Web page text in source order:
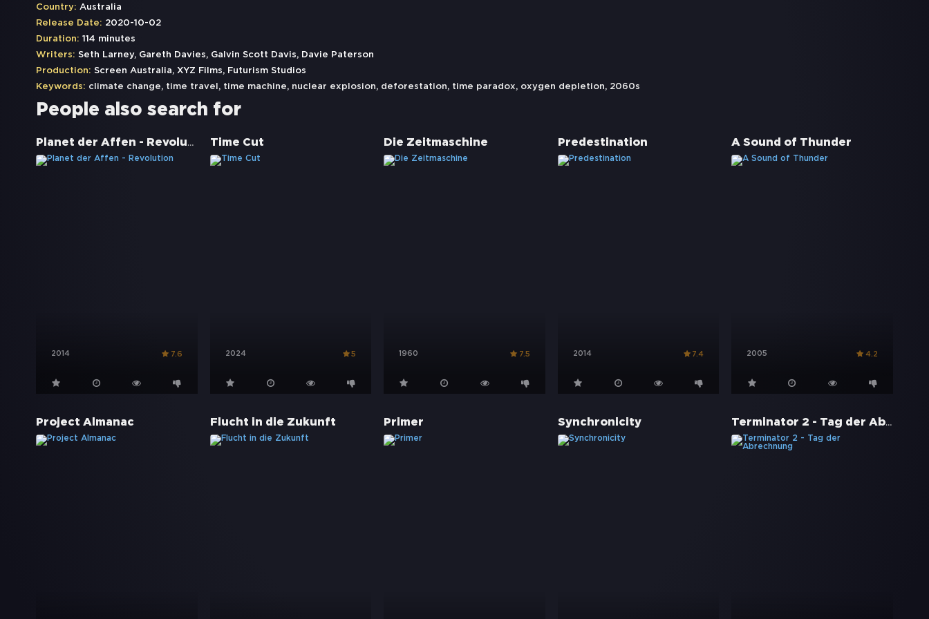
Country: Australia
Release Date: 2020-10-02
Duration: 114 minutes
Writers: Seth Larney, Gareth Davies, Galvin Scott Davis, Davie Paterson
Production: Screen Australia, XYZ Films, Futurism Studios
Keywords: climate change, time travel , time machine, nuclear explosion, deforestation, time paradox, oxygen depletion, 2060s
People also search for
Planet der Affen - Revolution
2014 7.6
Time Cut
2024 5
Die Zeitmaschine
1960 7.5
Predestination
2014 7.4
A Sound of Thunder
2005 4.2
Project Almanac Flucht in die Zukunft Primer Synchronicity Terminator 2 - Tag der Abrechnung